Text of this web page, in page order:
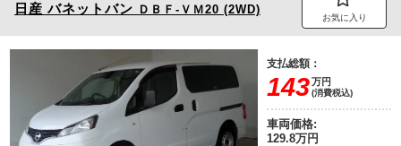
日産 バネットバン ＤＢＦ-ＶＭ20 (2WD)
お気に入り
支払総額：
143万円
(消費税込)
車両価格:
129.8万円